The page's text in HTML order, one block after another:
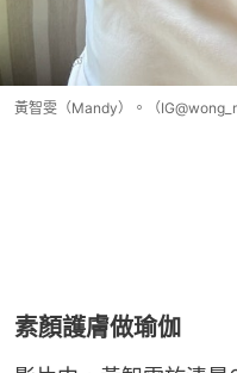
黃智雯（Mandy）。（
素顏護膚做瑜伽